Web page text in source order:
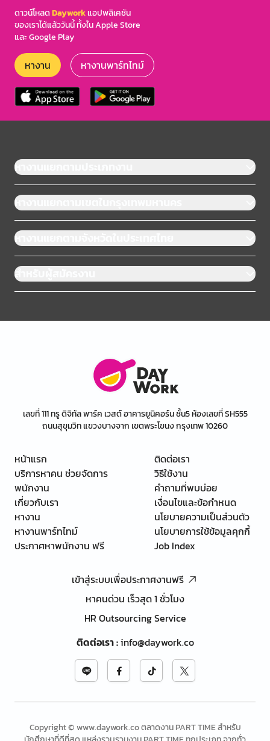
ดาวน์โหลดDayworkแอปพลิเคชัน
ของเราได้แล้ววันนี้ ทั้งใน Apple Store
และ Google Play
หางาน หางานพาร์ทไทม์
หางานแยกตามประเภทงาน
หางานแยกตามเขตในกรุงเทพมหานคร
หางานแยกตามจังหวัดในประเทศไทย
สำหรับผู้สมัครงาน
เลขที่ 111 ทรู ดิจิทัล พาร์ค เวสต์ อาคารยูนิคอร์น ชั้น5 ห้องเลขที่ SH555
ถนนสุขุมวิท แขวงบางจาก เขตพระโขนง กรุงเทพ 10260
หน้าแรก
บริการหาคน ช่วยจัดการ
พนักงาน
เกี่ยวกับเรา
หางาน
หางานพาร์ทไทม์
ประกาศหาพนักงาน ฟรี
ติดต่อเรา
วิธีใช้งาน
คำถามที่พบบ่อย
เงื่อนไขและข้อกำหนด
นโยบายความเป็นส่วนตัว
นโยบายการใช้ข้อมูลคุกกี้
Job Index
เข้าสู่ระบบเพื่อประกาศงานฟรี
หาคนด่วน เร็วสุด 1 ชั่วโมง
HR Outsourcing Service
ติดต่อเรา:info@daywork.co
Copyright © www.daywork.co ตลาดงาน PART TIME สำหรับ